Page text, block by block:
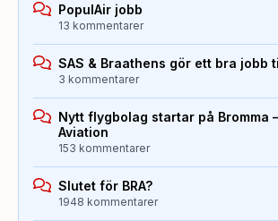
PopulAir jobb
13 kommentarer
SAS & Braathens gör ett bra jobb
3 kommentarer
Nytt flygbolag startar på Bromma
Aviation
153 kommentarer
Slutet för BRA?
1948 kommentarer